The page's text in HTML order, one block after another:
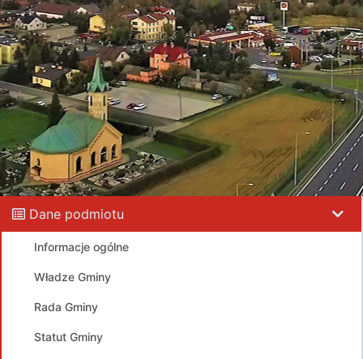
Dane podmiotu
Informacje ogólne
Władze Gminy
Rada Gminy
Statut Gminy